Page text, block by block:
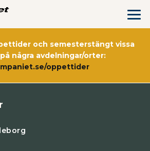
och semesterstängt vissa
några avdelningar/orter:
oppettider